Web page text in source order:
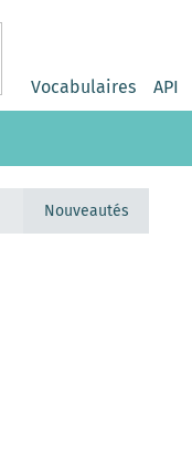
Vocabulaires API
Nouveautés